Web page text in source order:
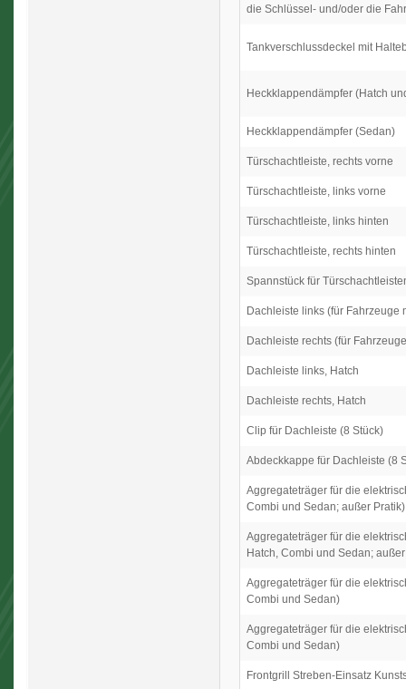
die Schlüssel- und/oder die
Tankverschlussdeckel mit
Heckklappendämpfer (Hatch
Heckklappendämpfer (Sedan)
Türschachtleiste, rechts vorne
Türschachtleiste, links vorne
Türschachtleiste, links hinten
Türschachtleiste, rechts hinten
Spannstück für
Dachleiste links (für Fahrzeuge
Dachleiste rechts (für
Dachleiste links, Hatch
Dachleiste rechts, Hatch
Clip für Dachleiste (8 Stück)
Abdeckkappe für Dachleiste (8
Aggregateträger für die
Combi und Sedan; außer Pratik)
Aggregateträger für die
Hatch, Combi und Sedan;
Aggregateträger für die
Combi und Sedan)
Aggregateträger für die
Combi und Sedan)
Frontgrill Streben-Einsatz